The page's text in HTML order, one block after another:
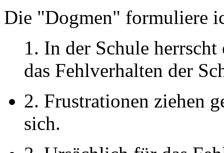
Die "Dogmen" formuliere
1. In der Schule
das Fehlverhalten der
2. Frustrationen ziehen
sich.